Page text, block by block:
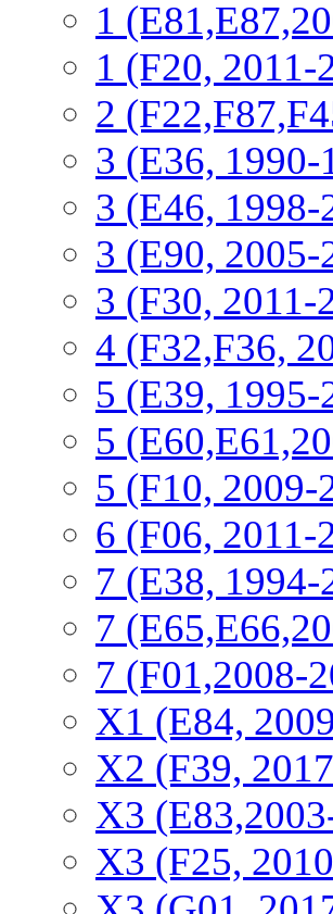
1
1 (F20, 2011-
2
3 (Е36, 1990-
3 (E46, 1998-
3 (E90, 2005-
3 (F30, 2011-
4 (F32,F36,
5 (E39, 1995-
5
5 (F10, 2009-
6 (F06, 2011-
7 (E38, 1994-
7
7 (F01,2008-
X1 (E84,
Х2 (F39,
X3
X3 (F25,